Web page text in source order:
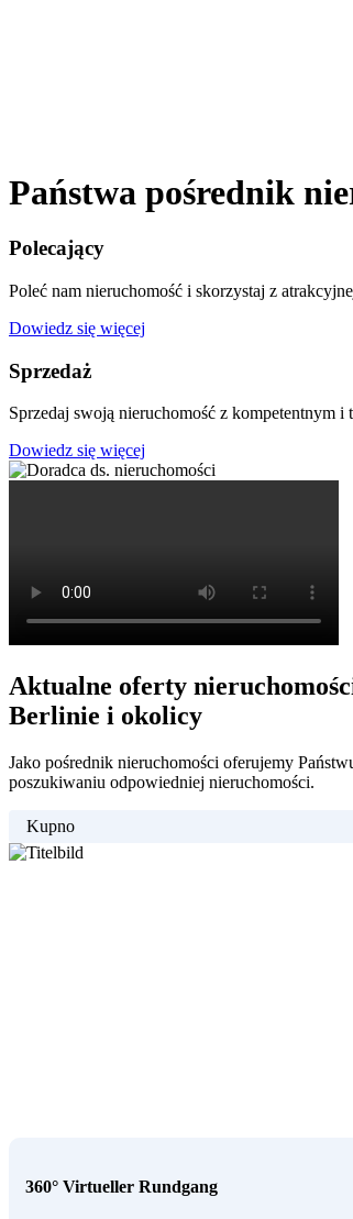
Państwa pośrednik
Polecający
Poleć nam nieruchomość i skorzystaj z
Dowiedz się więcej
Sprzedaż
Sprzedaj swoją nieruchomość z kompetentnym i
Dowiedz się więcej
Aktualne oferty
Berlinie i okolicy
Jako pośrednik nieruchomości oferujemy
poszukiwaniu odpowiedniej nieruchomości.
Kupno
360° Virtueller Rundgang